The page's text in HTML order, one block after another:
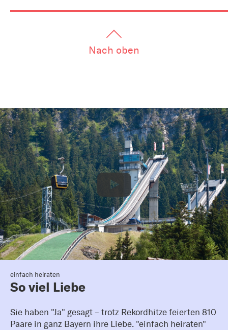
als
Nach oben
einfach heiraten
So viel Liebe
Sie haben "Ja" gesagt – trotz Rekordhitze feierten 810
Paare in ganz Bayern ihre Liebe. "einfach heiraten"